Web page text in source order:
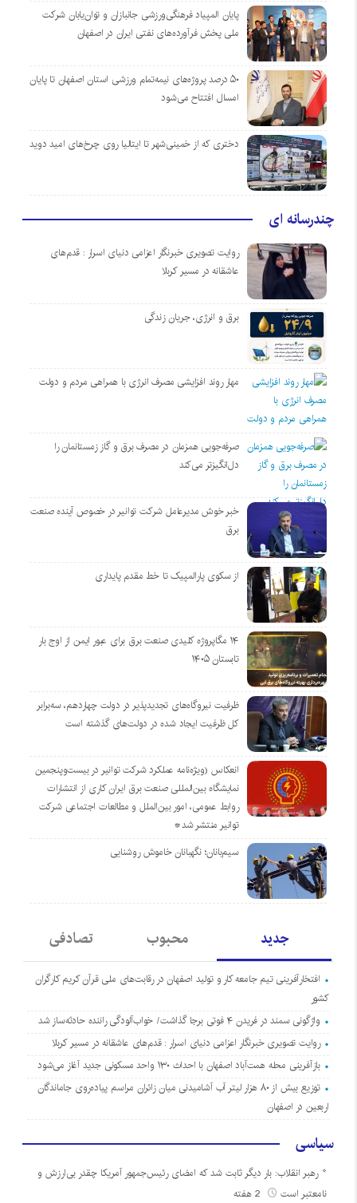
پایان المپیاد فرهنگی‌ورزشی جانبازان و توان‌یابان شرکت
ملی پخش فرآورده‌های نفتی ایران در اصفهان
۵۰ درصد پروژه‌های نیمه‌تمام ورزشی استان اصفهان تا پایان
امسال افتتاح می‌شود
دختری که از خمینی‌شهر تا ایتالیا روی چرخ‌های امید دوید
چندرسانه ای
روایت تصویری خبرنگار اعزامی دنیای اسرار : قدم‌های
عاشقانه در مسیر کربلا
برق و انرژی، جریان زندگی
مهار روند افزایشی مصرف انرژی با همراهی مردم و دولت
صرفه‌جویی همزمان در مصرف برق و گاز زمستانمان را
دل‌انگیزتر می‌کند
خبر خوش مدیرعامل شرکت توانیر در خصوص آینده صنعت
برق
از سکوی پارالمپیک تا خط مقدم پایداری
۱۴ مگاپروژه‌ کلیدی صنعت برق برای عبور ایمن از اوج بار
تابستان ۱۴۰۵
ظرفیت نیروگاه‌های تجدیدپذیر در دولت چهاردهم، سه‌برابر
کل ظرفیت ایجاد شده در دولت‌های گذشته است
انعکاس (ویژه‌نامه عملکرد شرکت توانیر در بیست‌وپنجمین
نمایشگاه بین‌المللی صنعت برق ایران کاری از انتشارات
روابط عمومی، امور بین‌الملل و مطالعات اجتماعی شرکت
توانیر منتشر شد*
سیم‌بانان؛ نگهبانان خاموش روشنایی
جدید محبوب تصادفی
افتخارآفرینی تیم جامعه کار و تولید اصفهان در رقابت‌های ملی قرآن کریم کارگران
کشور
واژگونی سمند در فریدن ۴ فوتی برجا گذاشت/ خواب‌آلودگی راننده حادثه‌ساز شد
روایت تصویری خبرنگار اعزامی دنیای اسرار : قدم‌های عاشقانه در مسیر کربلا
بازآفرینی محله همت‌آباد اصفهان با احداث ۱۳۰ واحد مسکونی جدید آغاز می‌شود
توزیع بیش از ۸۰ هزار لیتر آب آشامیدنی میان زائران مراسم پیاده‌روی جاماندگان
اربعین در اصفهان
سیاسی
رهبر انقلاب: بار دیگر ثابت شد که امضای رئیس‌جمهور آمریکا چقدر بی‌ارزش و
نامعتبر است